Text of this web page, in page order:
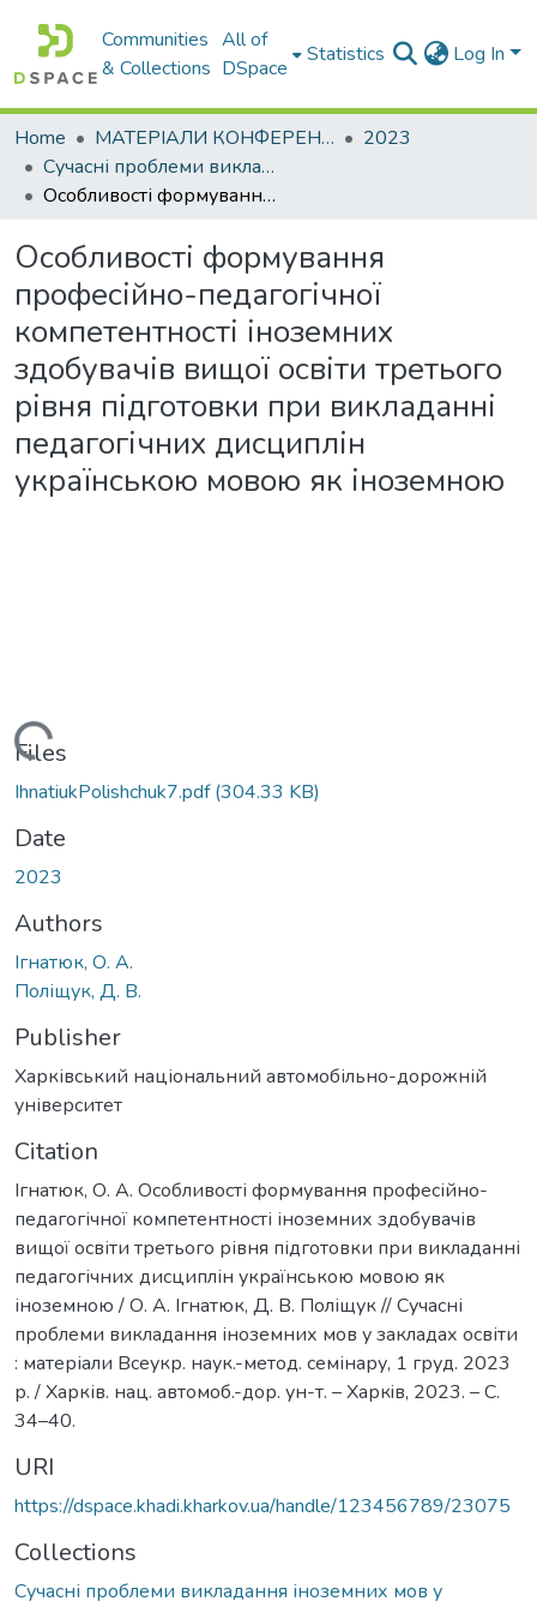
Communities
& Collections
All of
DSpace
Statistics Log In
Home МАТЕРІАЛИ КОНФЕРЕНЦІЙ
2023
Сучасні проблеми викладання іноземних мов у закладах освіти
Особливості формування професійно-педагогічної компетентності іноземних здобувачів вищої освіти третього рівня підготовки при викладанні педагогічних дисциплін українською мовою як іноземною
Особливості формування
професійно-педагогічної
компетентності іноземних
здобувачів вищої освіти третього
рівня підготовки при викладанні
педагогічних дисциплін
українською мовою як іноземною
Loading...
Files
IhnatiukPolishchuk7.pdf(304.33 KB)
Date
2023
Authors
Ігнатюк, О. А.
Поліщук, Д. В.
Publisher
Харківський національний автомобільно-дорожній
університет
Citation
Ігнатюк, О. А. Особливості формування професійно-
педагогічної компетентності іноземних здобувачів
вищої освіти третього рівня підготовки при викладанні
педагогічних дисциплін українською мовою як
іноземною / О. А. Ігнатюк, Д. В. Поліщук // Сучасні
проблеми викладання іноземних мов у закладах освіти
: матеріали Всеукр. наук.-метод. семінару, 1 груд. 2023
р. / Харків. нац. автомоб.-дор. ун-т. – Харкiв, 2023. – С.
34–40.
URI
https://dspace.khadi.kharkov.ua/handle/123456789/23075
Collections
Сучасні проблеми викладання іноземних мов у